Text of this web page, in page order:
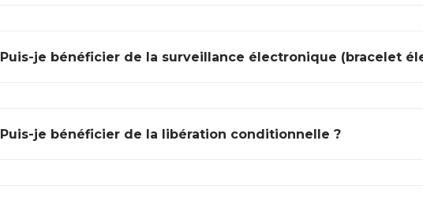
Puis-je bénéficier de la surveillance électronique (bracelet
Puis-je bénéficier de la libération conditionnelle ?